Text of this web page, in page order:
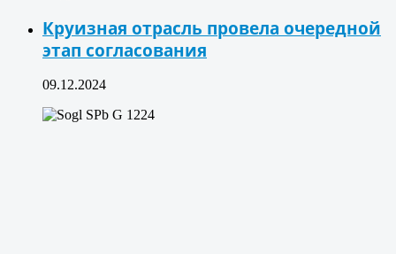
Круизная отрасль провела очередной
этап согласования
09.12.2024